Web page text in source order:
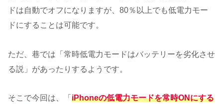
ドは自動でオフになりますが、80％以上でも低電力モー
ドにすることは可能です。
ただ、巷では「常時低電力モードはバッテリーを劣化させ
る説」があったりするようです。
そこで今回は、「 iPhoneの低電力モードを常時ONにする